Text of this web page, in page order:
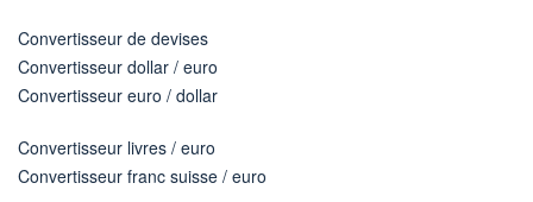
Convertisseur de devises
Convertisseur dollar / euro
Convertisseur euro / dollar
Convertisseur livres / euro
Convertisseur franc suisse / euro